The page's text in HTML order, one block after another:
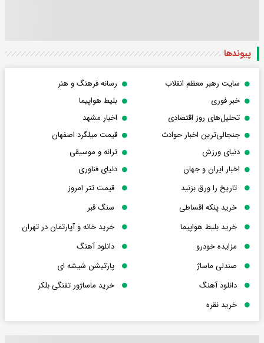
پیوندها
سایت رهبر معظم انقلاب
رسانه فرهنگ و هنر
خبر فوری
بلیط هواپیما
تحلیل‌های روز اقتصادی
اخبار مشهد
جنجالی‌ترین اخبار حوادث
قیمت میلگرد اصفهان
دنیای ورزش
ترانه و موسیقی
اخبار ایران و جهان
دنیای فناوری
تاریخ را ورق بزنید
قیمت تتر امروز
خرید پنکه اقساطی
سنگ قبر
خرید بلیط هواپیما
خرید خانه و آپارتمان در تهران
مزایده خودرو
دانلود آهنگ
صندلی ماساژ
پارتیشن شیشه ای
دانلود آهنگ
خرید ماساژور تفنگی بلکر
خرید نقره